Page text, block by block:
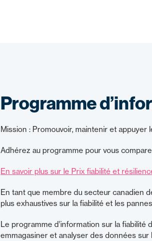
Programme
Mission : Promouvoir, maintenir et appuyer
Adhérez au programme pour vous
En savoir plus sur le Prix fiabilité et
En tant que membre du secteur canadien
plus exhaustives sur la fiabilité et les
Le programme d’information sur la fiabilité
emmagasiner et analyser des données